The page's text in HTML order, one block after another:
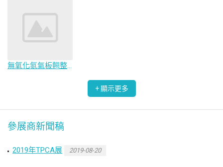
無氧化氮氣板翹整平機
參展商新聞稿
2019年TPCA展 2019-08-20